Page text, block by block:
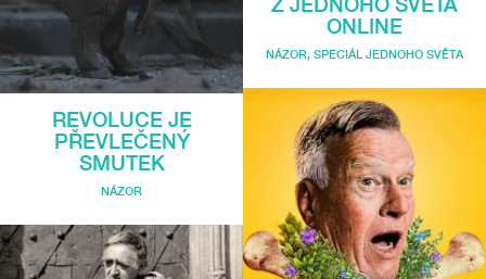
REVOLUCE JE
PŘEVLEČENÝ
SMUTEK
NÁZOR
ONLINE
NÁZOR, SPECIÁL JEDNOHO SVĚTA